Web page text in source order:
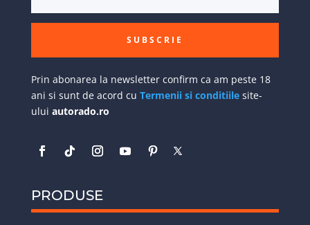
SUBSCRIE
Prin abonarea la newsletter confirm ca am peste 18
ani si sunt de acord cu Termenii si conditiilesite-
ului autorado.ro
PRODUSE